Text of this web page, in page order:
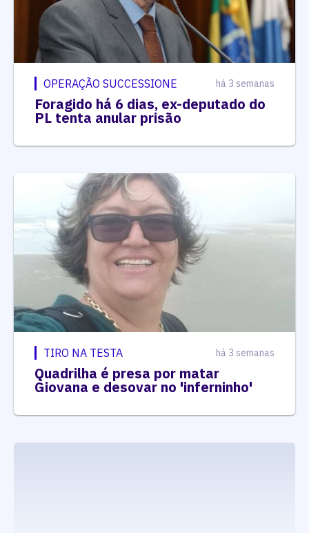
OPERAÇÃO SUCCESSIONE há 3 semanas
Foragido há 6 dias, ex-deputado do
PL tenta anular prisão
TIRO NA TESTA há 3 semanas
Quadrilha é presa por matar
Giovana e desovar no 'inferninho'